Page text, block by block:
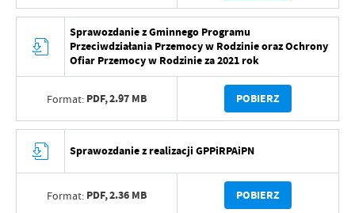
Sprawozdanie z Gminnego Programu
Przeciwdziałania Przemocy w Rodzinie oraz Ochrony
Ofiar Przemocy w Rodzinie za 2021 rok
Format: PDF,2.97 MB POBIERZ
Sprawozdanie z realizacji GPPiRPAiPN
Format: PDF,2.36 MB POBIERZ